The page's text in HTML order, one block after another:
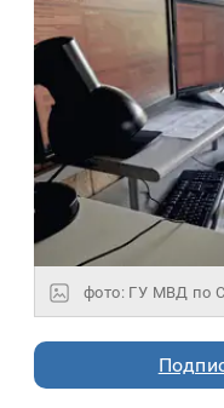
фото: ГУ МВД по